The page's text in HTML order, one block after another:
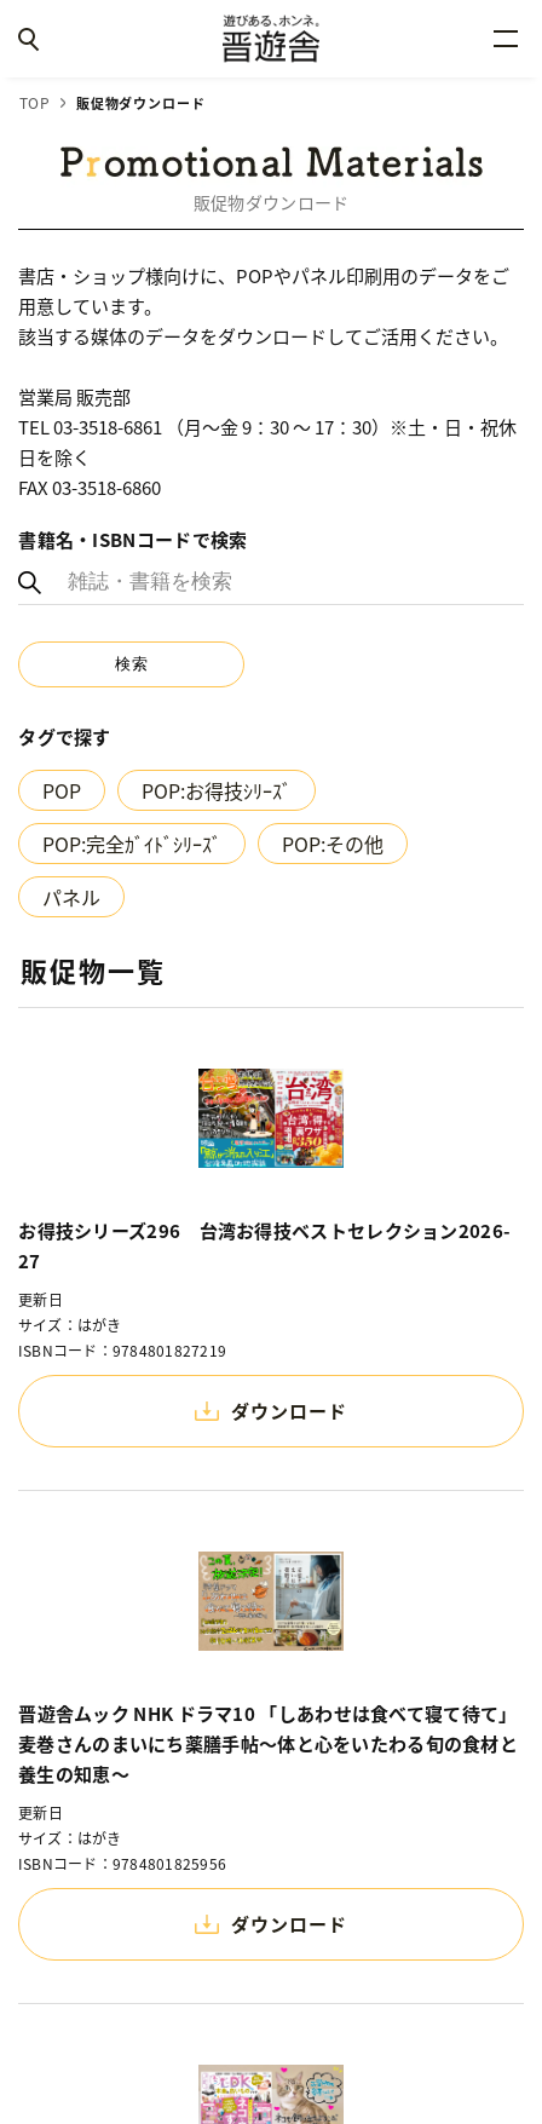
TOP 販促物ダウンロード
販促物ダウンロード
書店・ショップ様向けに、POPやパネル印刷用のデータをご
用意しています。
該当する媒体のデータをダウンロードしてご活用ください。
営業局 販売部
TEL 03-3518-6861 （月～金 9：30 ～ 17：30）※土・日・祝休
日を除く
FAX 03-3518-6860
書籍名・ISBNコードで検索
タグで探す
POP
POP:お得技ｼﾘｰｽﾞ
POP:完全ｶﾞｲﾄﾞｼﾘｰｽﾞ
POP:その他
パネル
販促物一覧
お得技シリーズ296 台湾お得技ベストセレクション2026-
27
更新日
サイズ：はがき
ISBNコード：9784801827219
ダウンロード
晋遊舎ムック NHK ドラマ10 「しあわせは食べて寝て待て」
麦巻さんのまいにち薬膳手帖〜体と心をいたわる旬の食材と
養生の知恵〜
更新日
サイズ：はがき
ISBNコード：9784801825956
ダウンロード